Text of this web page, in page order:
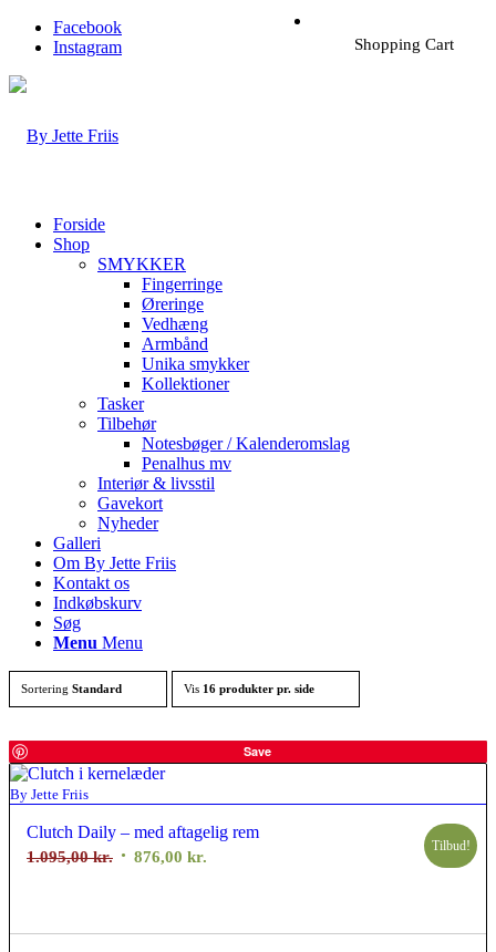
Facebook
Instagram
Shopping Cart
Forside
Shop
SMYKKER
Fingerringe
Øreringe
Vedhæng
Armbånd
Unika smykker
Kollektioner
Tasker
Tilbehør
Notesbøger / Kalenderomslag
Penalhus mv
Interiør & livsstil
Gavekort
Nyheder
Galleri
Om By Jette Friis
Kontakt os
Indkøbskurv
Søg
Menu Menu
Sortering Standard Vis 16 produkter pr. side
Save
By Jette Friis
Clutch Daily – med aftagelig rem
1.095,00kr. Den
var:
876,00 kr.
er:
Tilbud!